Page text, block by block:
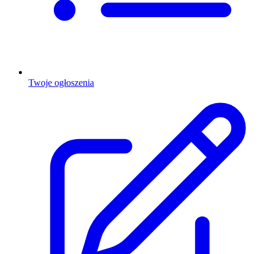
Twoje ogłoszenia